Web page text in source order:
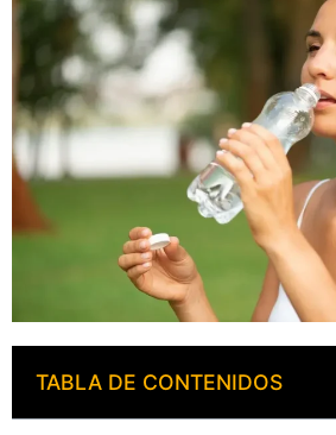
TABLA DE CONTENIDOS